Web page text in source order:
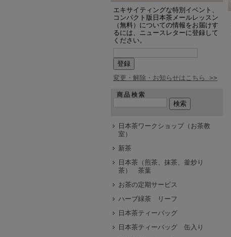
エキサイティングな特別イベント、
コンパクト版日本茶メールレッスン
（無料）についての情報をお届けす
るには、ニュースレターに登録して
ください。
変更・解除・お知らせはこちら >>
商品検索
日本茶ワークショップ（お茶教
室）
新茶
日本茶（煎茶、抹茶、釜炒り
茶） 茶葉
お茶の定期サービス
ハーブ緑茶 リーフ
日本茶ティーバッグ
日本茶ティーバッグ 缶入り